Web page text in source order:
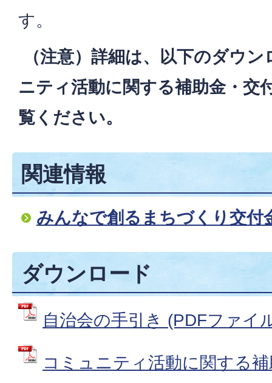
す。
（注意）詳細は、以下のダウ
ニティ活動に関する補助金・交
覧ください。
関連情報
みんなで創るまちづくり交付
ダウンロード
自治会の手引き (PDFファイ
コミュニティ活動に関する